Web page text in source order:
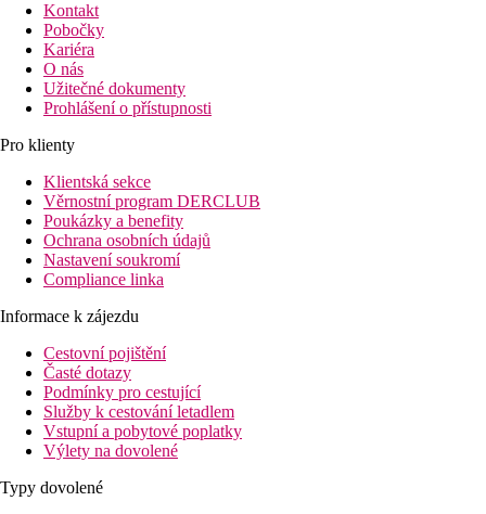
Kontakt
Pobočky
Kariéra
O nás
Užitečné dokumenty
Prohlášení o přístupnosti
Pro klienty
Klientská sekce
Věrnostní program DERCLUB
Poukázky a benefity
Ochrana osobních údajů
Nastavení soukromí
Compliance linka
Informace k zájezdu
Cestovní pojištění
Časté dotazy
Podmínky pro cestující
Služby k cestování letadlem
Vstupní a pobytové poplatky
Výlety na dovolené
Typy dovolené